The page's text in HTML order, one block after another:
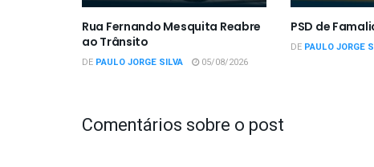
Rua Fernando Mesquita Reabre
ao Trânsito
DE PAULO JORGE SILVA 05/08/2026
PSD de
DE PAULO JORGE
Comentários sobre o post